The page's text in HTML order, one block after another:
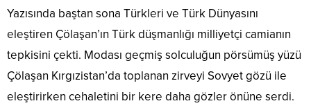
Yazısında baştan sona Türkleri ve Türk Dünyasını
eleştiren Çölaşan’ın Türk düşmanlığı milliyetçi camianın
tepkisini çekti. Modası geçmiş solculuğun pörsümüş yüzü
Çölaşan Kırgızistan’da toplanan zirveyi Sovyet gözü ile
eleştirirken cehaletini bir kere daha gözler önüne serdi.